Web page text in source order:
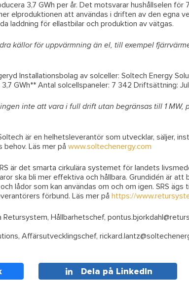
3,7 GWh per år. Det motsvarar hushållselen för
elproduktionen att användas i driften av den egna
laddning för ellastbilar och produktion av vätgas.
källor för uppvärmning än el, till exempel
Installationsbolag av solceller: Soltech Energy
3,7 GWh** Antal solcellspaneler: 7 342 Driftsättning:
inte att vara i full drift utan begränsas till 1 MW,
är en helhetsleverantör som utvecklar, säljer,
behov. Läs mer på www.soltechenergy.com
är det smarta cirkulära systemet för landets
ska bli mer effektiva och hållbara. Grundidén är att
lådor som kan användas om och om igen. SRS ägs
förbund. Läs mer på https://
Retursystem, Hållbarhetschef,
Affärsutvecklingschef,
Dela på LinkedIn